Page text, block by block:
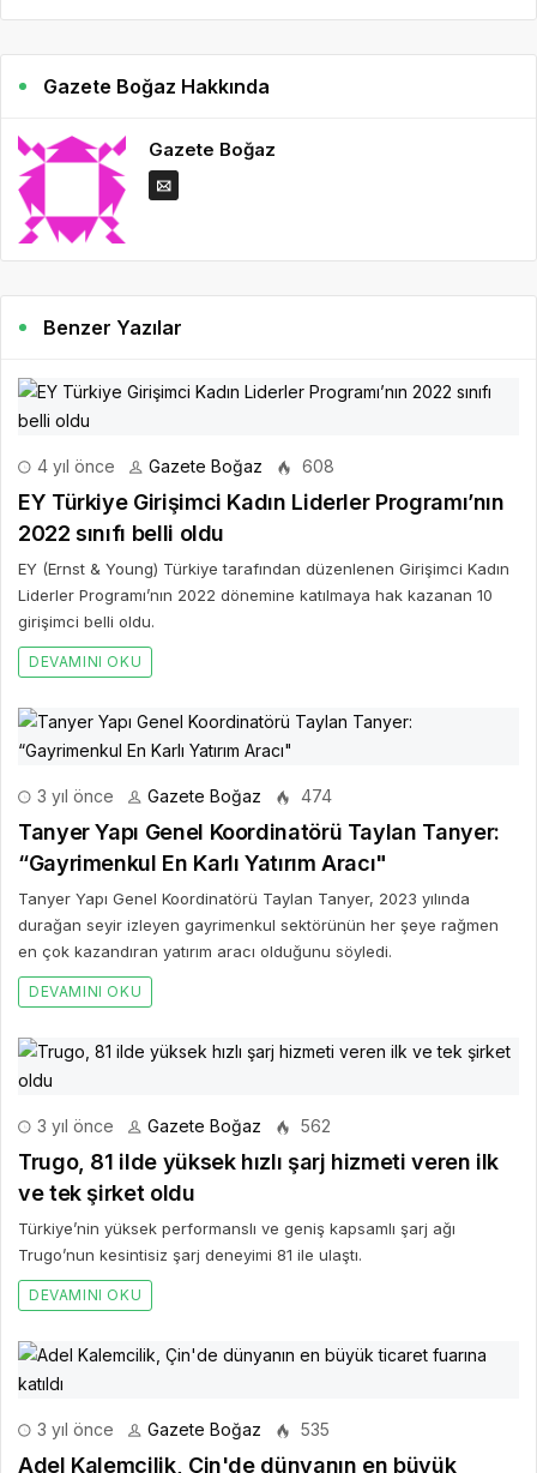
Gazete Boğaz Hakkında
Gazete Boğaz
Benzer Yazılar
4 yıl önce Gazete Boğaz 608
EY Türkiye Girişimci Kadın Liderler Programı’nın
2022 sınıfı belli oldu
EY (Ernst & Young) Türkiye tarafından düzenlenen Girişimci Kadın
Liderler Programı’nın 2022 dönemine katılmaya hak kazanan 10
girişimci belli oldu.
DEVAMINI OKU
3 yıl önce Gazete Boğaz 474
Tanyer Yapı Genel Koordinatörü Taylan Tanyer:
“Gayrimenkul En Karlı Yatırım Aracı"
Tanyer Yapı Genel Koordinatörü Taylan Tanyer, 2023 yılında
durağan seyir izleyen gayrimenkul sektörünün her şeye rağmen
en çok kazandıran yatırım aracı olduğunu söyledi.
DEVAMINI OKU
3 yıl önce Gazete Boğaz 562
Trugo, 81 ilde yüksek hızlı şarj hizmeti veren ilk
ve tek şirket oldu
Türkiye’nin yüksek performanslı ve geniş kapsamlı şarj ağı
Trugo’nun kesintisiz şarj deneyimi 81 ile ulaştı.
DEVAMINI OKU
3 yıl önce Gazete Boğaz 535
Adel Kalemcilik, Çin'de dünyanın en büyük